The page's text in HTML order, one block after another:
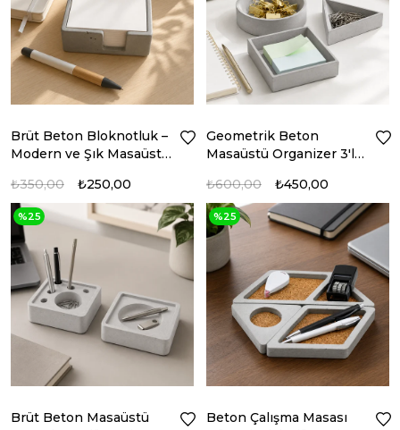
Brüt Beton Bloknotluk –
Modern ve Şık Masaüstü
₺250,00
₺350,00
Geometrik Beton
Masaüstü Organizer 3'lü
Düzenleyici₺450,00
₺600,00
Brüt Beton Masaüstü
%25
Beton Çalışma Masası
%25